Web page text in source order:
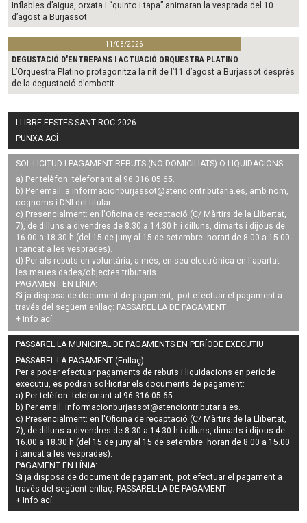
Inflables d’aigua, orxata i “quinto i tapa” animaran la vesprada del 10
d’agost a Burjassot
11/08/2026
DEGUSTACIÓ D'ENTREPANS I ACTUACIÓ ORQUESTRA PLATINO
L’Orquestra Platino protagonitza la nit de l’11 d’agost a Burjassot després
de la degustació d’embotit
LLIBRE FESTES SANT ROC 2026
PUNXA ACÍ
SOL·LICITUD I PAGAMENT REBUTS (NO DOMICILIATS) O LIQUIDACIONS
a) Per telèfon: telefonant al 96 316 05 65.
b) Per email: a informacionburjassot@atenciontributaria.es, amb nom,
cognoms i DNI del titular.
c) Presencialment: en l'Oficina de recaptació (C/ Màrtirs de la Llibertat,
7), de dilluns a divendres de 8.30 a 14.30 h i dilluns, dimarts i dijous de
16.00 a 18.30 h (del 15 de juny al 15 de setembre: horari de 8.00 a 15.00
i tancat a les vesprades).
d) Per als rebuts en voluntària, a més, en seu electrònica en l'apartat
les meues dades/objectes tributaris.
PAGAMENT EN LÍNIA:
Si ja disposa de document de pagament, pot efectuar el pagament a
través del següent enllaç: PASSAREL·LA DE PAGAMENT
+ Info ací.
PASSAREL·LA MUNICIPAL DE PAGAMENTS EN PERÍODE EXECUTIU
PASSAREL·LA PAGAMENT (Enllaç)
Per a poder efectuar pagaments derebuts i liquidacions en període
executiu , es podran sol·licitar els documents de pagament:
a) Per telèfon: telefonant al 96 316 05 65.
b) Per email:informacionburjassot@atenciontributaria.es
c) Presencialment: en l'Oficina de recaptació (C/ Màrtirs de la Llibertat,
7), de dilluns a divendres de 8.30 a 14.30 h i dilluns, dimarts i dijous de
16.00 a 18.30 h (del 15 de juny al 15 de setembre: horari de 8.00 a 15.00
i tancat a les vesprades).
PAGAMENT EN LÍNIA:
Si ja disposa de document de pagament, pot efectuar el pagament a
través del següent enllaç:PASSAREL·LA DE PAGAMENT
+ Info ací